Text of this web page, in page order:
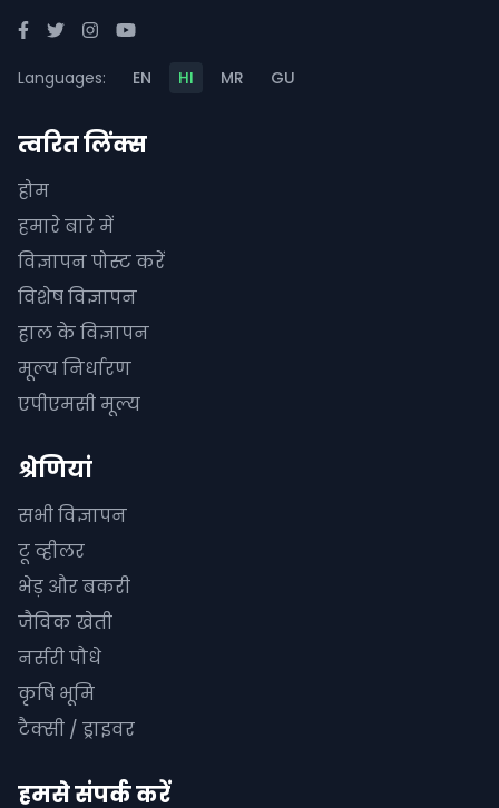
Languages: EN HI MR GU
त्वरित लिंक्स
होम
हमारे बारे में
विज्ञापन पोस्ट करें
विशेष विज्ञापन
हाल के विज्ञापन
मूल्य निर्धारण
एपीएमसी मूल्य
श्रेणियां
सभी विज्ञापन
टू व्हीलर
भेड़ और बकरी
जैविक खेती
नर्सरी पौधे
कृषि भूमि
टैक्सी / ड्राइवर
हमसे संपर्क करें